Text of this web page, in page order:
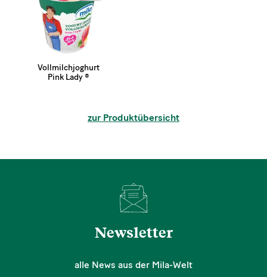
Vollmilchjoghurt
Pink Lady ®
zur Produktübersicht
Newsletter
alle News aus der Mila-Welt